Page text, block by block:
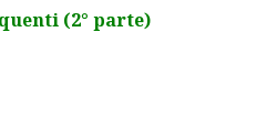
(2° parte)